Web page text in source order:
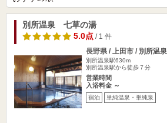
別所温泉 七草の湯
5.0点/ 1 件
長野県 / 上田市 / 別所温泉
別所温泉駅630m
別所温泉駅から徒歩７分
営業時間
入浴料金 ～
宿泊 単純温泉・単純泉